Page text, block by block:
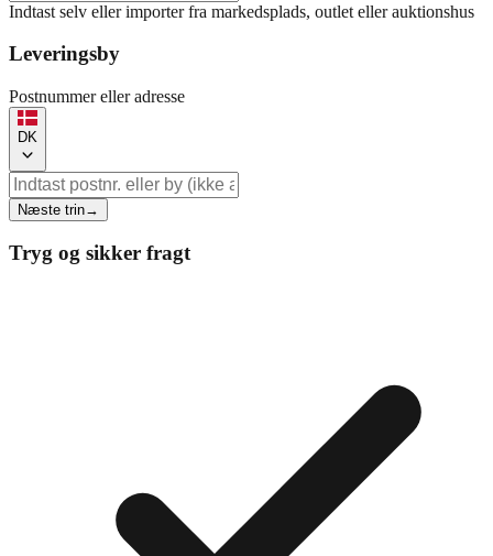
Indtast selv eller importer fra markedsplads, outlet eller auktionshus
Leveringsby
Postnummer eller adresse
DK
Næste trin→
Tryg og sikker fragt